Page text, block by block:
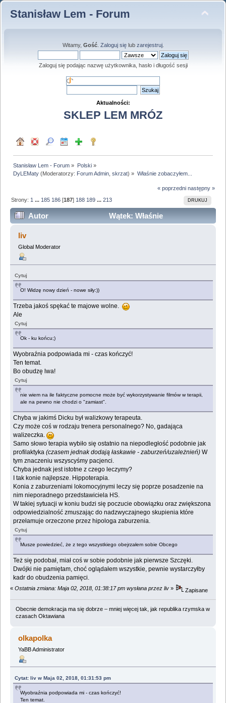
Stanisław Lem - Forum
Witamy, Gość. Zaloguj sięlub zarejestruj.
Zaloguj się podając nazwę użytkownika, hasło i długość sesji
Aktualności:
SKLEP LEM MRÓZ
Stanisław Lem - Forum » Polski»
DyLEMaty (Moderatorzy: Forum Admin ,skrzat) » Właśnie zobaczyłem...
« poprzedni następny »
DRUKUJ
Strony: 1 ... 185 186 [187] 188 189 ...213
Autor
Wątek: Właśnie
zobaczyłem... (Przeczytany 3906330 razy)
liv
Global Moderator
Cytuj
O! Widzę nowy dzień - nowe siły:))
Trzeba jakoś spękać te majowe wolne.
Ale
Cytuj
Ok - ku końcu;)
Wyobraźnia podpowiada mi - czas kończyć!
Ten temat.
Bo obudzę lwa!
Cytuj
nie wiem na ile faktyczne pomocne może być wykorzystywanie filmów w terapii,
ale na pewno nie chodzi o "zamiast".
Chyba w jakimś Dicku był walizkowy terapeuta.
Czy może coś w rodzaju trenera personalnego? No, gadająca
walizeczka.
Samo słowo terapia wybiło się ostatnio na niepodległość podobnie jak
profilaktyka (czasem jednak dodają łaskawie - zaburzeń/uzależnień) W
tym znaczeniu wszyscyśmy pacjenci.
Chyba jednak jest istotne z czego leczymy?
I tak konie najlepsze. Hippoterapia.
Konia z zaburzeniami lokomocyjnymi leczy się poprze posadzenie na
nim nieporadnego przedstawiciela HS.
W takiej sytuacji w koniu budzi się poczucie obowiązku oraz zwiększona
odpowiedzialność zmuszając do nadzwyczajnego skupienia które
przełamuje orzeczone przez hipologa zaburzenia.
Cytuj
Musze powiedzieć, że z tego wszystkiego obejrzałem sobie Obcego
Też się podobał, miał coś w sobie podobnie jak pierwsze Szczęki.
Dwójki nie pamiętam, choć oglądałem wszystkie, pewnie wystarczyłby
kadr do obudzenia pamięci.
« Ostatnia zmiana: Maja 02, 2018, 01:38:17 pm wysłana przez liv » Zapisane
Obecnie demokracja ma się dobrze – mniej więcej tak, jak republika rzymska w
czasach Oktawiana
olkapolka
YaBB Administrator
Cytat: liv w Maja 02, 2018, 01:31:53 pm
Wyobraźnia podpowiada mi - czas kończyć!
Ten temat.